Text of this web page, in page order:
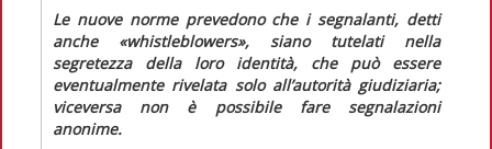
Le nuove norme prevedono che i segnalanti, detti
anche «whistleblowers», siano tutelati nella
segretezza della loro identità, che può essere
eventualmente rivelata solo all’autorità giudiziaria;
viceversa non è possibile fare segnalazioni
anonime.